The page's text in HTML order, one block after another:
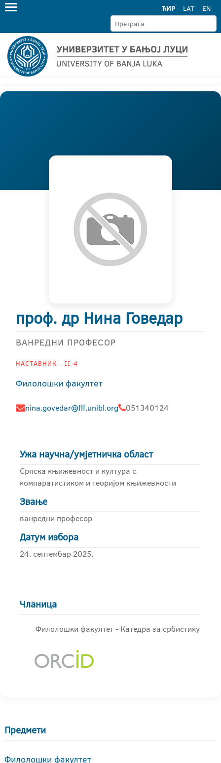
ЋИР LAT EN
проф. др Нина Говедар
ВАНРЕДНИ ПРОФЕСОР
НАСТАВНИК - II-4
Филолошки факултет
nina.govedar@flf.unibl.org 051340124
Ужа научна/умјетничка област
Српска књижевност и култура с
компаратистиком и теоријом књижевности
Звање
ванредни професор
Датум избора
24. септембар 2025.
Чланица
Филолошки факултет - Катедра за србистику
Предмети
Филолошки факултет